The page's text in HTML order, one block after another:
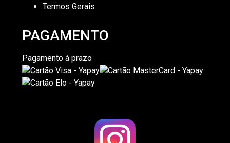
Termos Gerais
PAGAMENTO
Pagamento à prazo